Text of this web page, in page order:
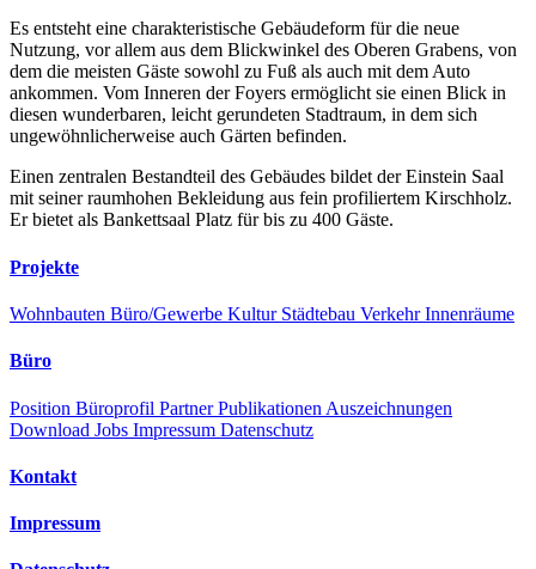
Es entsteht eine charakteristische Gebäudeform für die neue
Nutzung, vor allem aus dem Blickwinkel des Oberen Grabens, von
dem die meisten Gäste sowohl zu Fuß als auch mit dem Auto
ankommen. Vom Inneren der Foyers ermöglicht sie einen Blick in
diesen wunderbaren, leicht gerundeten Stadtraum, in dem sich
ungewöhnlicherweise auch Gärten befinden.
Einen zentralen Bestandteil des Gebäudes bildet der Einstein Saal
mit seiner raumhohen Bekleidung aus fein profiliertem Kirschholz.
Er bietet als Bankettsaal Platz für bis zu 400 Gäste.
Projekte
Wohnbauten Büro/Gewerbe Kultur Städtebau VerkehrInnenräume
Büro
Position Büroprofil PartnerPublikationen Auszeichnungen
Download Jobs Impressum Datenschutz
Kontakt
Impressum